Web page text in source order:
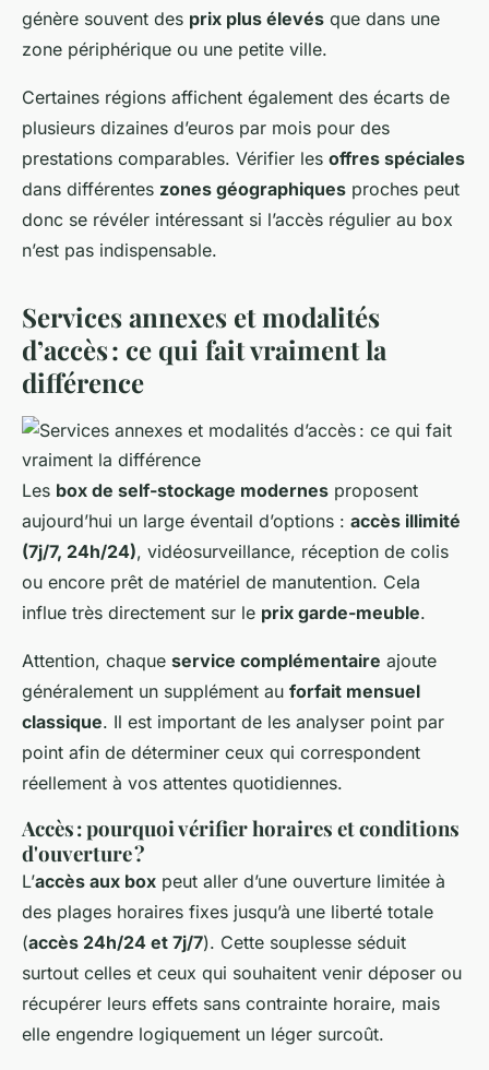
génère souvent des prix plus élevés que dans une
zone périphérique ou une petite ville.
Certaines régions affichent également des écarts de
plusieurs dizaines d’euros par mois pour des
prestations comparables. Vérifier les offres spéciales
dans différentes zones géographiques proches peut
donc se révéler intéressant si l’accès régulier au box
n’est pas indispensable.
Services annexes et modalités
d’accès : ce qui fait vraiment la
différence
Les box de self-stockage modernes proposent
aujourd’hui un large éventail d’options : accès illimité
(7j/7, 24h/24), vidéosurveillance, réception de colis
ou encore prêt de matériel de manutention. Cela
influe très directement sur le prix garde-meuble.
Attention, chaque service complémentaire ajoute
généralement un supplément au forfait mensuel
classique. Il est important de les analyser point par
point afin de déterminer ceux qui correspondent
réellement à vos attentes quotidiennes.
Accès : pourquoi vérifier horaires et conditions
d'ouverture ?
L’accès aux box peut aller d’une ouverture limitée à
des plages horaires fixes jusqu’à une liberté totale
(accès 24h/24 et 7j/7). Cette souplesse séduit
surtout celles et ceux qui souhaitent venir déposer ou
récupérer leurs effets sans contrainte horaire, mais
elle engendre logiquement un léger surcoût.